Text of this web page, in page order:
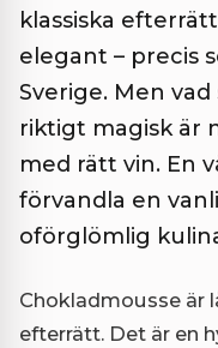
klassiska
elegant – precis
Sverige. Men
riktigt magisk är
med rätt vin. En
förvandla en
oförglömlig
Chokladmousse är
efterrätt. Det är en